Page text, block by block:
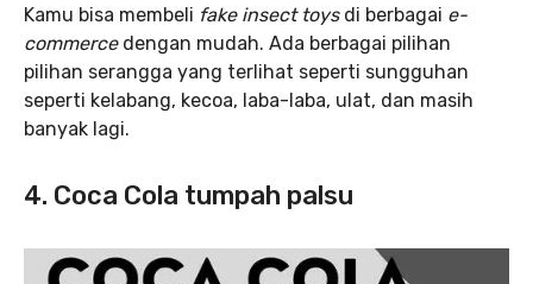
Kamu bisa membeli fake insect toys di berbagai e-
commerce dengan mudah. Ada berbagai pilihan
pilihan serangga yang terlihat seperti sungguhan
seperti kelabang, kecoa, laba-laba, ulat, dan masih
banyak lagi.
4. Coca Cola tumpah palsu